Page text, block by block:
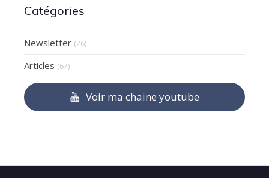
Catégories
Newsletter (26)
Articles (67)
Voir ma chaine youtube